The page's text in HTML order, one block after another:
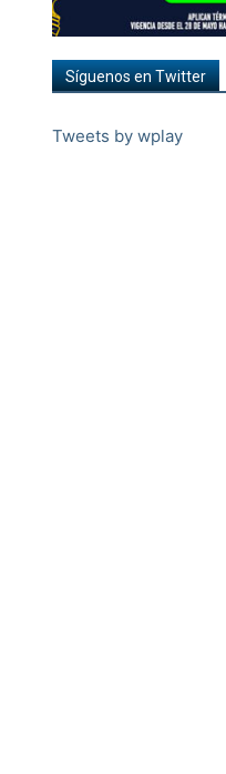
Síguenos en Twitter
Tweets by wplay